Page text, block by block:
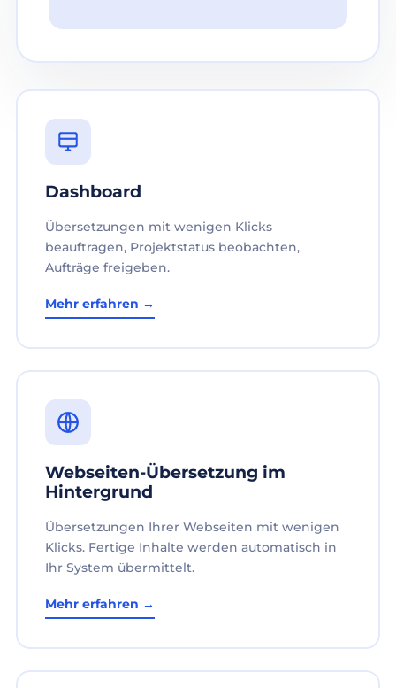
Dashboard
Übersetzungen mit wenigen Klicks
beauftragen, Projektstatus beobachten,
Aufträge freigeben.
Mehr erfahren →
Webseiten-Übersetzung im
Hintergrund
Übersetzungen Ihrer Webseiten mit wenigen
Klicks. Fertige Inhalte werden automatisch in
Ihr System übermittelt.
Mehr erfahren →